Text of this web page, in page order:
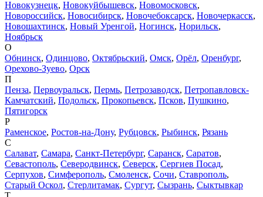
Новокузнецк, Новокуйбышевск, Новомосковск,
Новороссийск, Новосибирск, Новочебоксарск, Новочеркасск,
Новошахтинск, Новый Уренгой, Ногинск, Норильск,
Ноябрьск
О
Обнинск, Одинцово, Октябрьский, Омск, Орёл, Оренбург,
Орехово-Зуево, Орск
П
Пенза, Первоуральск, Пермь, Петрозаводск, Петропавловск-
Камчатский, Подольск, Прокопьевск, Псков, Пушкино,
Пятигорск
Р
Раменское, Ростов-на-Дону, Рубцовск, Рыбинск, Рязань
С
Салават, Самара, Санкт-Петербург, Саранск, Саратов,
Севастополь, Северодвинск, Северск, Сергиев Посад,
Серпухов, Симферополь, Смоленск, Сочи, Ставрополь,
Старый Оскол, Стерлитамак, Сургут, Сызрань, Сыктывкар